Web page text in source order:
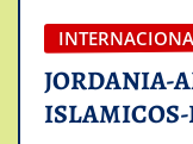
JORDANIA-